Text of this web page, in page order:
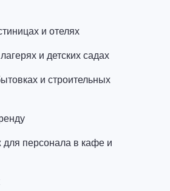
и отелях
и детских садах
и строительных
персонала в кафе и